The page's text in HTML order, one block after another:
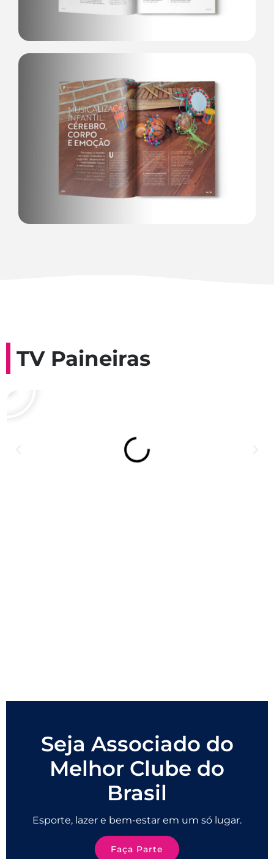
TV Paineiras
Seja Associado do
Melhor Clube do
Brasil
Esporte, lazer e bem-estar em um só lugar.
Faça Parte